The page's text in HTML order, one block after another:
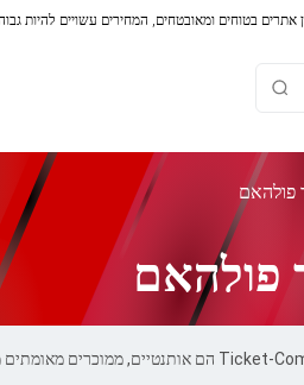
אתרים בטוחים ומאובטחים, המחירים עשויים להיות
פולהאם
פולהאם